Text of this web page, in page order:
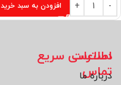
افزودن به سبد خرید
اطلاعات
تماس
دسترسی سریع
درباره ما